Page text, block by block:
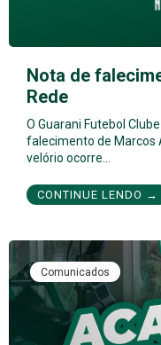
Nota de
Rede
O Guarani Futebol
falecimento de Marcos
velório ocorre…
CONTINUE LENDO →
Comunicados